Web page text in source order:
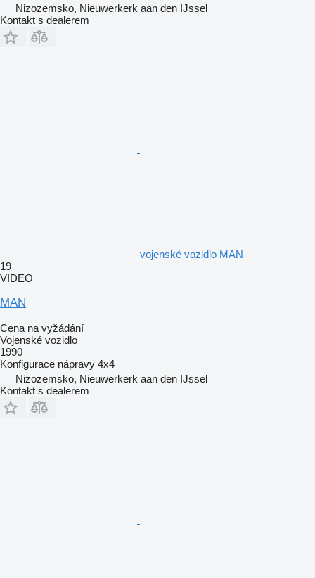
Nizozemsko, Nieuwerkerk aan den IJssel
Kontakt s dealerem
vojenské vozidlo MAN
19
VIDEO
MAN
Cena na vyžádání
Vojenské vozidlo
1990
Konfigurace nápravy 4x4
Nizozemsko, Nieuwerkerk aan den IJssel
Kontakt s dealerem